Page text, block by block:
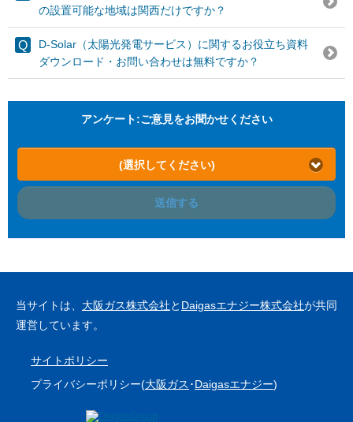
の設置可能な地域は関西だけですか？
D-Solar（太陽光発電サービス）に関するお役立ち資料
ダウンロード・お問い合わせは無料ですか？
アンケート:ご意見をお聞かせください
(選択してください)
送信する
当サイトは、 大阪ガス株式会社と Daigasエナジー株式会社が共同
運営しています。
サイトポリシー
プライバシーポリシー(大阪ガス ･Daigasエナジー)